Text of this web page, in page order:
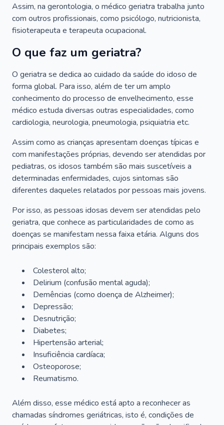
Assim, na gerontologia, o médico geriatra trabalha junto
com outros profissionais, como psicólogo, nutricionista,
fisioterapeuta e terapeuta ocupacional.
O que faz um geriatra?
O geriatra se dedica ao cuidado da saúde do idoso de
forma global. Para isso, além de ter um amplo
conhecimento do processo de envelhecimento, esse
médico estuda diversas outras especialidades, como
cardiologia, neurologia, pneumologia, psiquiatria etc.
Assim como as crianças apresentam doenças típicas e
com manifestações próprias, devendo ser atendidas por
pediatras, os idosos também são mais suscetíveis a
determinadas enfermidades, cujos sintomas são
diferentes daqueles relatados por pessoas mais jovens.
Por isso, as pessoas idosas devem ser atendidas pelo
geriatra, que conhece as particularidades de como as
doenças se manifestam nessa faixa etária. Alguns dos
principais exemplos são:
Colesterol alto;
Delirium (confusão mental aguda);
Demências (como doença de Alzheimer);
Depressão;
Desnutrição;
Diabetes;
Hipertensão arterial;
Insuficiência cardíaca;
Osteoporose;
Reumatismo.
Além disso, esse médico está apto a reconhecer as
chamadas síndromes geriátricas, isto é, condições de